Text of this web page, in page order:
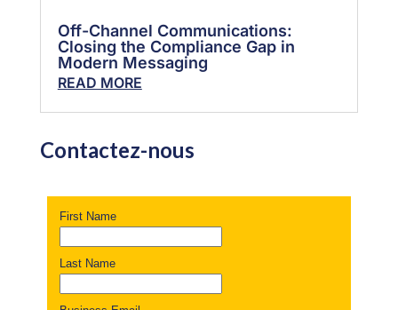
Off-Channel Communications:
Closing the Compliance Gap in
Modern Messaging
READ MORE
Contactez-nous